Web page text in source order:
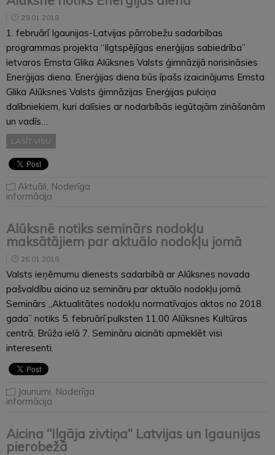
29.01.2018
1. februārī Igaunijas-Latvijas pārrobežu sadarbības
programmas projekta “Ilgtspējīgas enerģijas sabiedrība”
ietvaros Ernsta Glika Alūksnes Valsts ģimnāzijā norisināsies
Enerģijas diena. Enerģijas diena būs īpašs izaicinājums Ernsta
Glika Alūksnes Valsts ģimnāzijas Enerģijas pulciņa
dalībniekiem, kuri dalīsies ar nodarbībās iegūtajām zināšanām
un vadīs…
LASĪT VISU
Aktuāli Noderīga
informācija
Alūksnē notiks seminārs nodokļu
maksātājiem par aktuālo nodokļu jomā
26.01.2018
Valsts ieņēmumu dienests sadarbībā ar Alūksnes novada
pašvaldību aicina uz semināru par aktuālo nodokļu jomā.
Seminārs „Aktualitātes nodokļu normatīvajos aktos no 2018.
gada” notiks 5. februārī pulksten 11.00 Alūksnes Kultūras
centrā, Brūža ielā 7. Semināru aicināti apmeklēt visi
interesenti.
Jaunumi Noderīga
informācija
Aicina “Ilgāja zivtiņa” Latvijas un Igaunijas
pierobežā